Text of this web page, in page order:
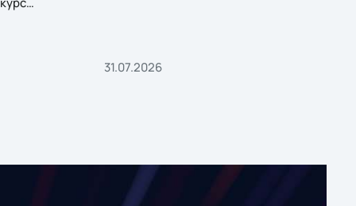
31.07.2026